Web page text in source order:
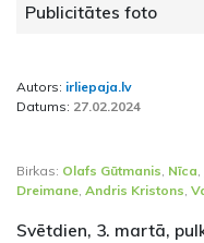
Publicitātes foto
Autors: irliepaja.lv
Datums: 27.02.2024
Birkas: Olafs Gūtmanis, Nīca,
Dreimane, Andris Kristons,
Svētdien, 3. martā,